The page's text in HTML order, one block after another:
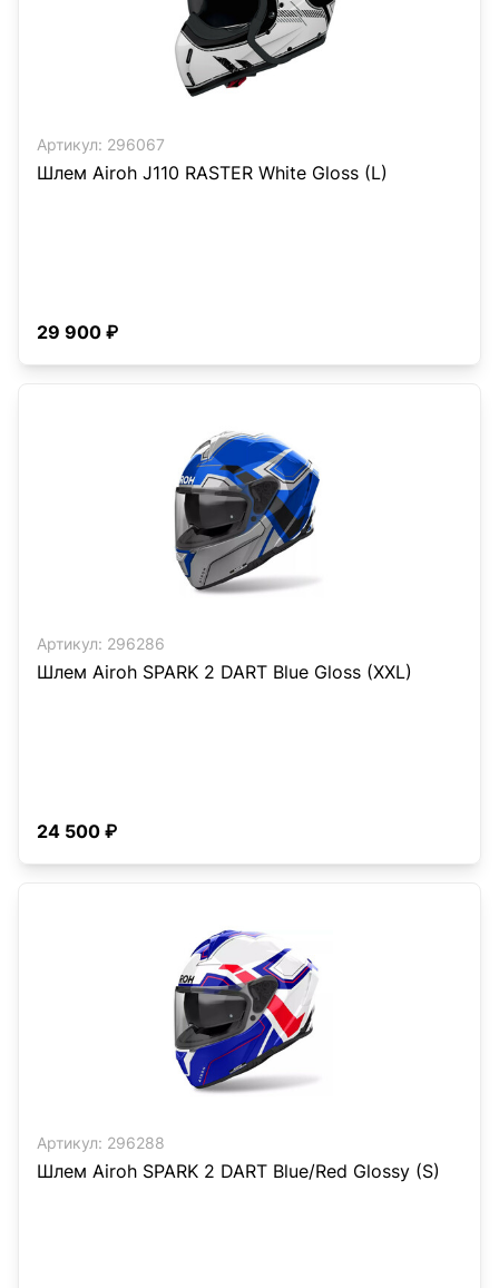
Артикул: 296067
Шлем Airoh J110 RASTER White Gloss (L)
29 900 ₽
Артикул: 296286
Шлем Airoh SPARK 2 DART Blue Gloss (XXL)
24 500 ₽
Артикул: 296288
Шлем Airoh SPARK 2 DART Blue/Red Glossy (S)